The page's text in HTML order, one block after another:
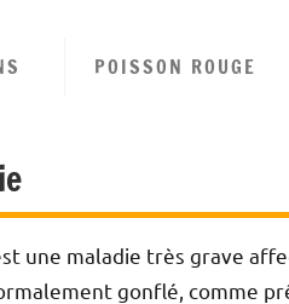
POISSON ROUGE
une maladie très grave
gonflé, comme